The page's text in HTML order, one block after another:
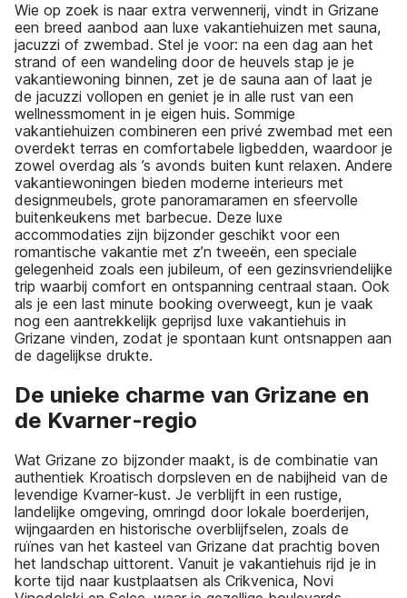
Wie op zoek is naar extra verwennerij, vindt in Grizane
een breed aanbod aan luxe vakantiehuizen met sauna,
jacuzzi of zwembad. Stel je voor: na een dag aan het
strand of een wandeling door de heuvels stap je je
vakantiewoning binnen, zet je de sauna aan of laat je
de jacuzzi vollopen en geniet je in alle rust van een
wellnessmoment in je eigen huis. Sommige
vakantiehuizen combineren een privé zwembad met een
overdekt terras en comfortabele ligbedden, waardoor je
zowel overdag als ’s avonds buiten kunt relaxen. Andere
vakantiewoningen bieden moderne interieurs met
designmeubels, grote panoramaramen en sfeervolle
buitenkeukens met barbecue. Deze luxe
accommodaties zijn bijzonder geschikt voor een
romantische vakantie met z’n tweeën, een speciale
gelegenheid zoals een jubileum, of een gezinsvriendelijke
trip waarbij comfort en ontspanning centraal staan. Ook
als je een last minute booking overweegt, kun je vaak
nog een aantrekkelijk geprijsd luxe vakantiehuis in
Grizane vinden, zodat je spontaan kunt ontsnappen aan
de dagelijkse drukte.
De unieke charme van Grizane en
de Kvarner-regio
Wat Grizane zo bijzonder maakt, is de combinatie van
authentiek Kroatisch dorpsleven en de nabijheid van de
levendige Kvarner-kust. Je verblijft in een rustige,
landelijke omgeving, omringd door lokale boerderijen,
wijngaarden en historische overblijfselen, zoals de
ruïnes van het kasteel van Grizane dat prachtig boven
het landschap uittorent. Vanuit je vakantiehuis rijd je in
korte tijd naar kustplaatsen als Crikvenica, Novi